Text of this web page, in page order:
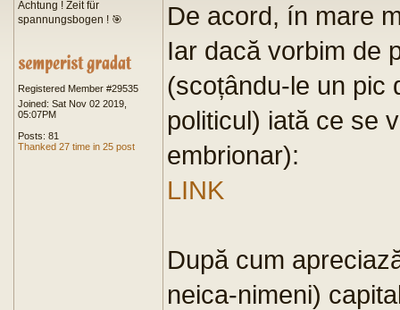
Achtung ! Zeit für
spannungsbogen ! 🎯
Registered Member #29535
Joined: Sat Nov 02 2019,
05:07PM
Posts: 81
Thanked 27 time in 25 post
De acord, ín mare
Iar dacă vorbim de
(scoțându-le un pic
politicul) iată ce se
embrionar):
LINK
După cum
neica-nimeni)